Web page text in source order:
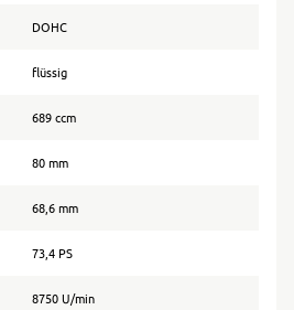
DOHC
flüssig
689 ccm
80 mm
68,6 mm
73,4 PS
8750 U/min